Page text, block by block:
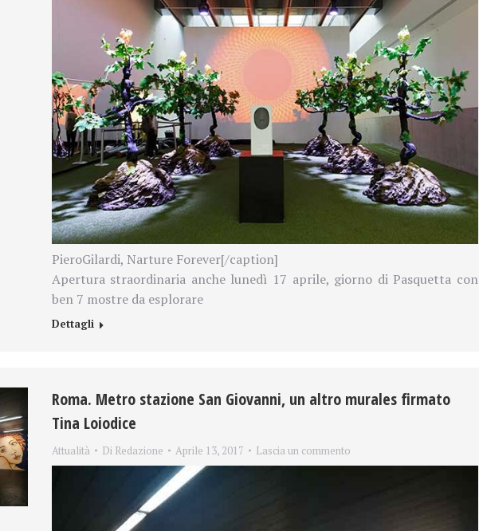
PieroGilardi, Narture Forever[/caption]
Apertura straordinaria anche lunedì 17 aprile, giorno di Pasquetta con
ben 7 mostre da esplorare
Dettagli
Roma. Metro stazione San Giovanni, un altro murales firmato
Tina Loiodice
Attualità Di Redazione Aprile 13, 2017 Lascia un commento